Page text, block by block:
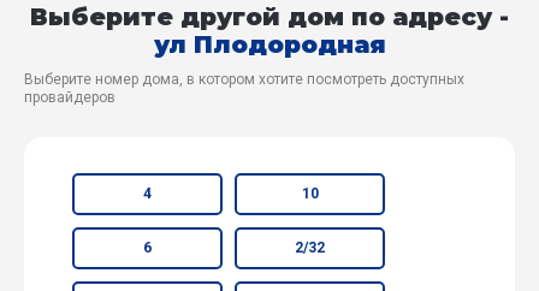
Выберите другой дом по адресу -
ул Плодородная
Выберите номер дома, в котором хотите посмотреть доступных
провайдеров
4 10
6 2/32